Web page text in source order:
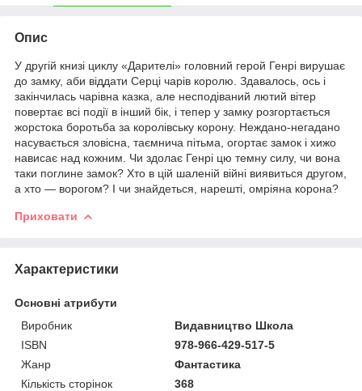
Опис
У другій книзі циклу «Дарителі» головний герой Генрі вирушає
до замку, аби віддати Серці чарів королю. Здавалось, ось і
закінчилась чарівна казка, але несподіваний лютий вітер
повертає всі події в інший бік, і тепер у замку розгортається
жорстока боротьба за королівську корону. Неждано-негадано
насувається зловісна, таємнича пітьма, огортає замок і хижо
нависає над кожним. Чи здолає Генрі цю темну силу, чи вона
таки поглине замок? Хто в цій шаленій війні виявиться другом,
а хто — ворогом? І чи знайдеться, нарешті, омріяна корона?
Приховати
Характеристики
Основні атрибути
Виробник
Видавництво Школа
ISBN
978-966-429-517-5
Жанр
Фантастика
Кількість сторінок
368